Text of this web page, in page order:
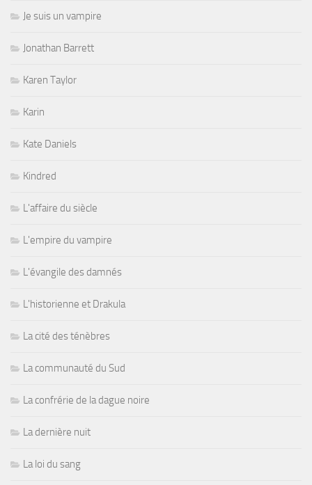
Je suis un vampire
Jonathan Barrett
Karen Taylor
Karin
Kate Daniels
Kindred
L'affaire du siècle
L'empire du vampire
L'évangile des damnés
L'historienne et Drakula
La cité des ténèbres
La communauté du Sud
La confrérie de la dague noire
La dernière nuit
La loi du sang